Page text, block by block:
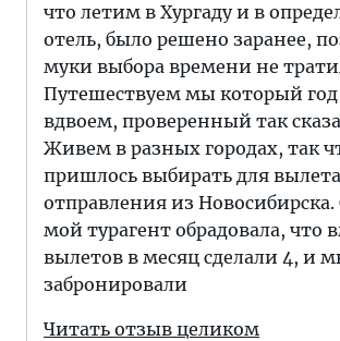
что летим в Хургаду и в
отель, было решено заранее,
муки выбора времени не
Путешествуем мы который
вдвоем, проверенный так
Живем в разных городах, так
пришлось выбирать для
отправления из Новосибирска.
мой турагент обрадовала, что
вылетов в месяц сделали 4, и
забронировали
Читать отзыв целиком